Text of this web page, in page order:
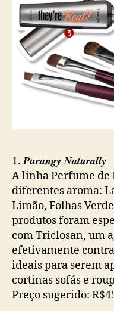
1.Purangy Naturally
A linha Perfume
diferentes aroma:
Limão, Folhas
produtos foram
com Triclosan, um
efetivamente
ideais para serem
cortinas sofás e
Preço sugerido: